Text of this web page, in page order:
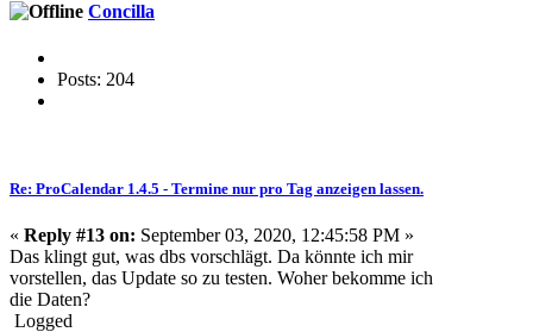
Concilla
Posts: 204
Re: ProCalendar 1.4.5 - Termine nur pro Tag anzeigen lassen.
« Reply #13 on: September 03, 2020, 12:45:58 PM »
Das klingt gut, was dbs vorschlägt. Da könnte ich mir
vorstellen, das Update so zu testen. Woher bekomme ich
die Daten?
Logged